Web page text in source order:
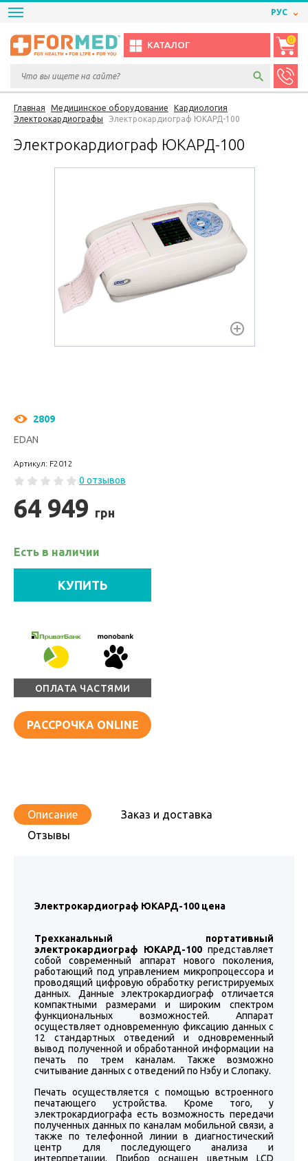
РУС
КАТАЛОГ
0
Главная Медицинское оборудование
Кардиология
Электрокардиографы
Электрокардиограф ЮКАРД-100
Электрокардиограф ЮКАРД-100
2809
EDAN
Артикул: F2012
0 отзывов
64 949 грн
Есть в наличии
КУПИТЬ
ОПЛАТА ЧАСТЯМИ
РАССРОЧКА ONLINE
Описание
Заказ и доставка
Отзывы
Электрокардиограф ЮКАРД-100 цена
Трехканальный портативный
электрокардиограф ЮКАРД-100 представляет
собой современный аппарат нового поколения,
работающий под управлением микропроцессора и
проводящий цифровую обработку регистрируемых
данных. Данные электрокардиограф отличается
компактными размерами и широким спектром
функциональных возможностей. Аппарат
осуществляет одновременную фиксацию данных с
12 стандартных отведений и одновременный
вывод полученной и обработанной информации на
печать по трем каналам. Также возможно
считывание данных с отведений по Нэбу и Слопаку.
Печать осуществляется с помощью встроенного
печатающего устройства. Кроме того, у
электрокардиографа есть возможность передачи
полученных данных по каналам мобильной связи, а
также по телефонной линии в диагностический
центр для последующего анализа и
интерпретации. Прибор оснащен цветным LCD